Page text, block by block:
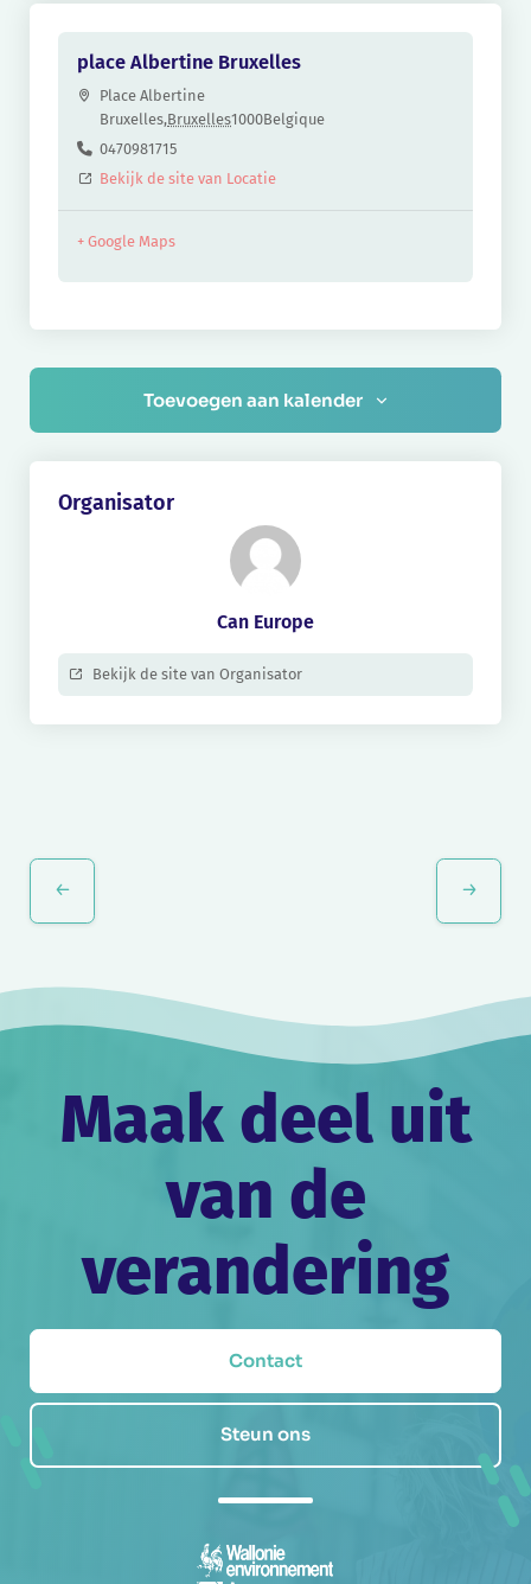
place Albertine Bruxelles
Place Albertine
Bruxelles,Bruxelles1000Belgique
0470981715
Bekijk de site van Locatie
+ Google Maps
Toevoegen aan kalender
Organisator
Can Europe
Bekijk de site van Organisator
Navigatie
Maak deel uit
van de
verandering
Contact
Steun ons